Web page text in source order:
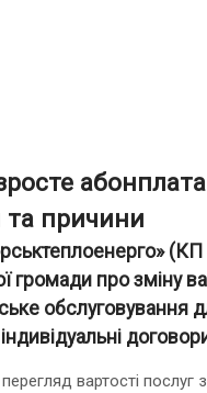
та причини
громади про зміну
обслуговування
вартості